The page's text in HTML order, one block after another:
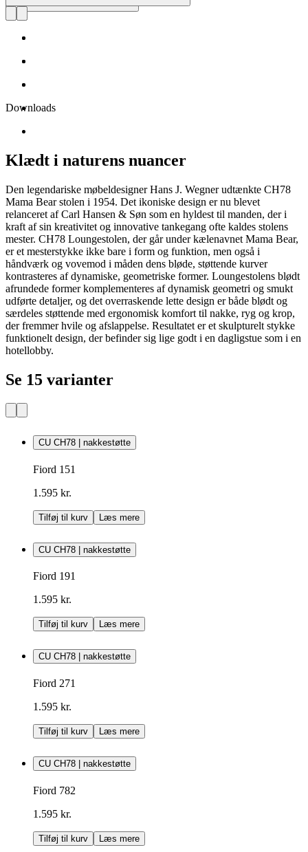
Downloads
Klædt i naturens nuancer
Den legendariske møbeldesigner Hans J. Wegner udtænkte CH78
Mama Bear stolen i 1954. Det ikoniske design er nu blevet
relanceret af Carl Hansen & Søn som en hyldest til manden, der i
kraft af sin kreativitet og innovative tankegang ofte kaldes stolens
mester. CH78 Loungestolen, der går under kælenavnet Mama Bear,
er et mesterstykke ikke bare i form og funktion, men også i
håndværk og vovemod i måden dens bløde, støttende kurver
kontrasteres af dynamiske, geometriske former. Loungestolens blødt
afrundede former komplementeres af dynamisk geometri og smukt
udførte detaljer, og det overraskende lette design er både blødt og
særdeles støttende med ergonomisk komfort til nakke, ryg og krop,
der fremmer hvile og afslappelse. Resultatet er et skulpturelt stykke
funktionelt design, der befinder sig lige godt i en dagligstue som i en
hotellobby.
Se 15 varianter
CU CH78 | nakkestøtte
Fiord 151
1.595 kr.
Tilføj til kurv Læs mere
CU CH78 | nakkestøtte
Fiord 191
1.595 kr.
Tilføj til kurv Læs mere
CU CH78 | nakkestøtte
Fiord 271
1.595 kr.
Tilføj til kurv Læs mere
CU CH78 | nakkestøtte
Fiord 782
1.595 kr.
Tilføj til kurv Læs mere